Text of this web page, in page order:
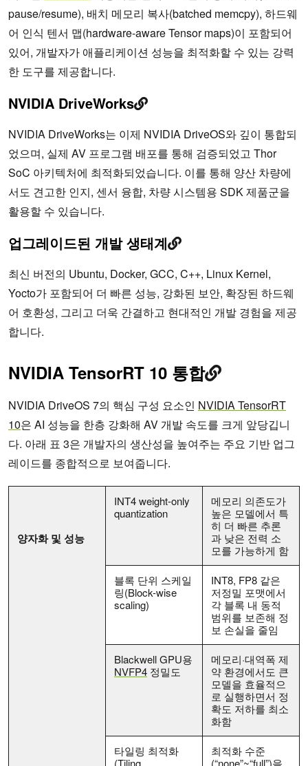
pause/resume), 배치 메모리 복사(batched memcpy), 하드웨
어 인식 텐서 맵(hardware-aware Tensor maps)이 포함되어
있어, 개발자가 애플리케이션 성능을 최적화할 수 있는 강력
한 도구를 제공합니다.
NVIDIA DriveWorks
NVIDIA DriveWorks는 이제 NVIDIA DriveOS와 깊이 통합되
었으며, 실제 AV 프로그램 배포를 통해 검증되었고 Thor
SoC 아키텍처에 최적화되었습니다. 이를 통해 양산 차량에
서도 견고한 인지, 센서 융합, 차량 시스템용 SDK 제품군을
활용할 수 있습니다.
업그레이드된 개발 생태계
최신 버전의 Ubuntu, Docker, GCC, C++, Linux Kernel,
Yocto가 포함되어 더 빠른 성능, 강화된 보안, 확장된 하드웨
어 호환성, 그리고 더욱 간결하고 현대적인 개발 경험을 제공
합니다.
NVIDIA TensorRT 10 통합
NVIDIA DriveOS 7의 핵심 구성 요소인 NVIDIA TensorRT
10은 AI 성능을 한층 강화해 AV 개발 속도를 크게 앞당깁니
다. 아래 표 3은 개발자의 생산성을 높여주는 주요 기반 업그
레이드를 종합적으로 보여줍니다.
양자화 및 성능
INT4 weight-only
quantization
메모리 의존도가
높은 모델에서 특
히 더 빠른 추론
과 낮은 전력 소
모를 가능하게 함
블록 단위 스케일
링(Block-wise
scaling)
INT8, FP8 같은
저정밀 포맷에서
각 블록 내 동적
범위를 보존해 정
보 손실을 줄임
Blackwell GPU용
NVFP4 정밀도
메모리·대역폭 제
약 환경에서도 큰
모델을 효율적으
로 실행하면서 정
확도 저하를 최소
화함
타일링 최적화
(Tiling
최적화 수준
(“none”~“full”)을